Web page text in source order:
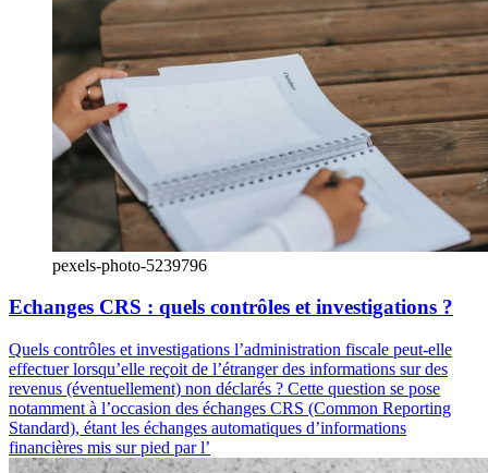
pexels-photo-5239796
Echanges CRS : quels contrôles et investigations ?
Quels contrôles et investigations l’administration fiscale peut-elle
effectuer lorsqu’elle reçoit de l’étranger des informations sur des
revenus (éventuellement) non déclarés ? Cette question se pose
notamment à l’occasion des échanges CRS (Common Reporting
Standard), étant les échanges automatiques d’informations
financières mis sur pied par l’